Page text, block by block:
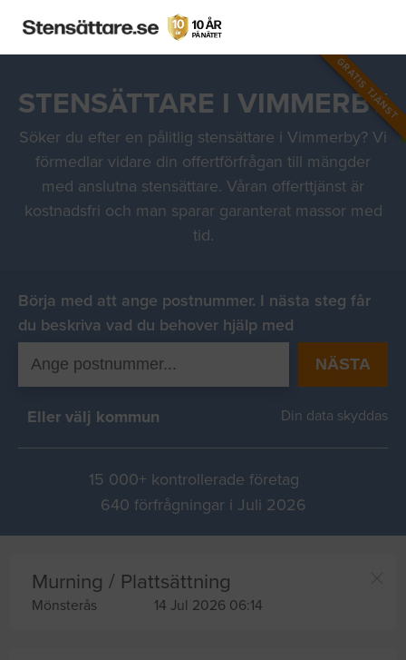
GRATIS TJÄNST
STENSÄTTARE I VIMMERBY
Söker du efter en pålitlig stensättare i Vimmerby? Vi
förmedlar vidare din offertförfrågan till mängder
med anslutna stensättare. Våran offerttjänst är
kostnadsfri och man sparar garanterat massor med
tid.
Börja med att ange postnummer. I nästa steg får
du beskriva vad du behover hjälp med
NÄSTA
Eller välj kommun Din data skyddas
15 000+ kontrollerade företag
640 förfrågningar i Juli 2026
Murning / Plattsättning
Mönsterås 14 Jul 2026 06:14